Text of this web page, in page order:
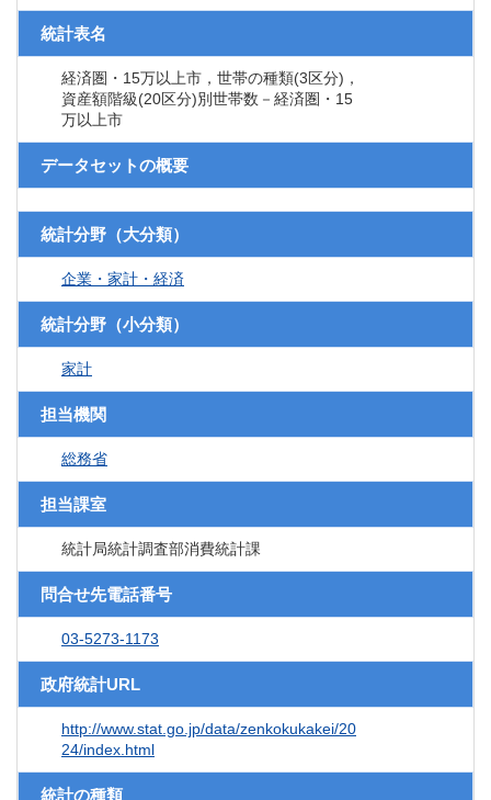
統計表名
経済圏・15万以上市，世帯の種類(3区分)，
資産額階級(20区分)別世帯数－経済圏・15
万以上市
データセットの概要
統計分野（大分類）
企業・家計・経済
統計分野（小分類）
家計
担当機関
総務省
担当課室
統計局統計調査部消費統計課
問合せ先電話番号
03-5273-1173
政府統計URL
http://www.stat.go.jp/data/zenkokukakei/20
24/index.html
統計の種類